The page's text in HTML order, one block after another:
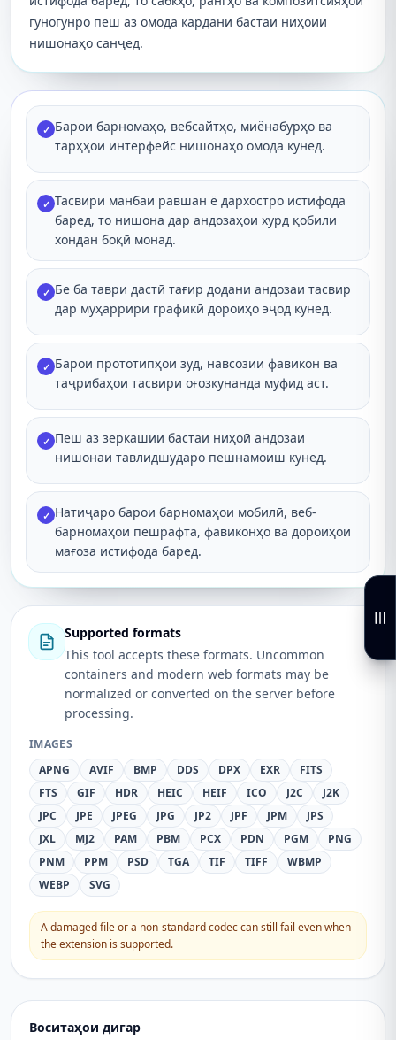
гуногунро пеш аз омода кардани бастаи ниҳоии
нишонаҳо санҷед.
✓ Барои барномаҳо, вебсайтҳо, миёнабурҳо ва
тарҳҳои интерфейс нишонаҳо омода кунед.
✓ Тасвири манбаи равшан ё дархостро истифода
баред, то нишона дар андозаҳои хурд қобили
хондан боқӣ монад.
✓ Бе ба таври дастӣ тағир додани андозаи тасвир
дар муҳаррири графикӣ дороиҳо эҷод кунед.
✓ Барои прототипҳои зуд, навсозии фавикон ва
таҷрибаҳои тасвири оғозкунанда муфид аст.
✓ Пеш аз зеркашии бастаи ниҳоӣ андозаи
нишонаи тавлидшударо пешнамоиш кунед.
✓ Натиҷаро барои барномаҳои мобилӣ, веб-
барномаҳои пешрафта, фавиконҳо ва дороиҳои
мағоза истифода баред.
Supported formats
This tool accepts these formats. Uncommon
containers and modern web formats may be
normalized or converted on the server before
processing.
IMAGES
APNG
AVIF BMP DDS DPX EXR
FITS
FTS
GIF HDR HEIC HEIF ICO J2C
J2K
JPC
JPE JPEG JPG JP2 JPF JPM
JPS
JXL
MJ2 PAM PBM PCX PDN PGM
PNG
PNM
PPM PSD TGA TIF TIFF
WBMP
WEBP
SVG
A damaged file or a non-standard codec can still fail even when
the extension is supported.
Воситаҳои дигар